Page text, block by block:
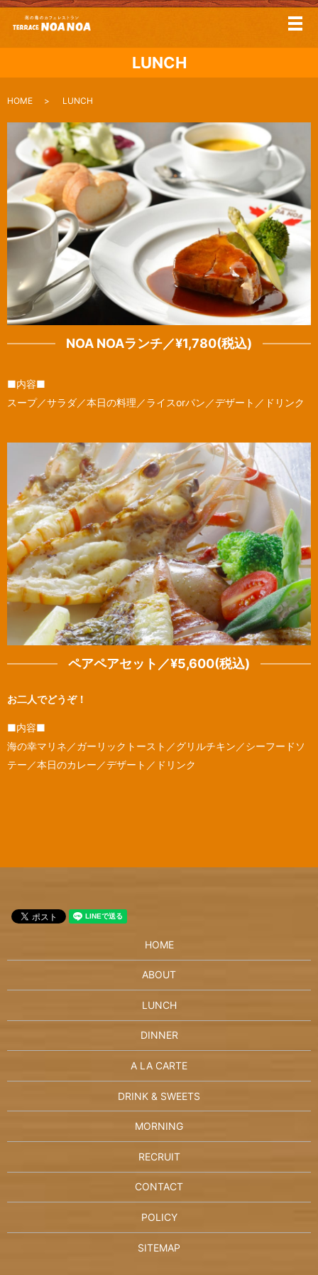
メ
LUNCH
HOME LUNCH
NOA NOAランチ／¥1,780(税込)
■内容■
スープ／サラダ／本日の料理／ライスorパン／デザート／ドリンク
ペアペアセット／¥5,600(税込)
お二人でどうぞ！
■内容■
海の幸マリネ／ガーリックトースト／グリルチキン／シーフードソ
テー／本日のカレー／デザート／ドリンク
HOME
ABOUT
LUNCH
DINNER
A LA CARTE
DRINK & SWEETS
MORNING
RECRUIT
CONTACT
POLICY
SITEMAP